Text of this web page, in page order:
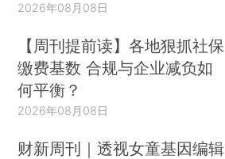
2026年08月08日
【周刊提前读】各地狠抓社保
缴费基数 合规与企业减负如
何平衡？
2026年08月08日
财新周刊｜透视女童基因编辑